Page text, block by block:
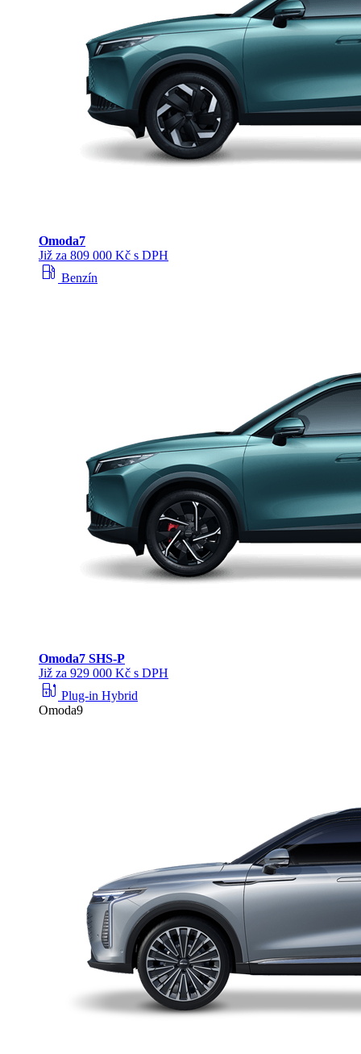
Omoda7
Již za 809 000 Kč s DPH
local_gas_station Benzín
Omoda7 SHS-P
Již za 929 000 Kč s DPH
ev_station Plug-in Hybrid
Omoda9